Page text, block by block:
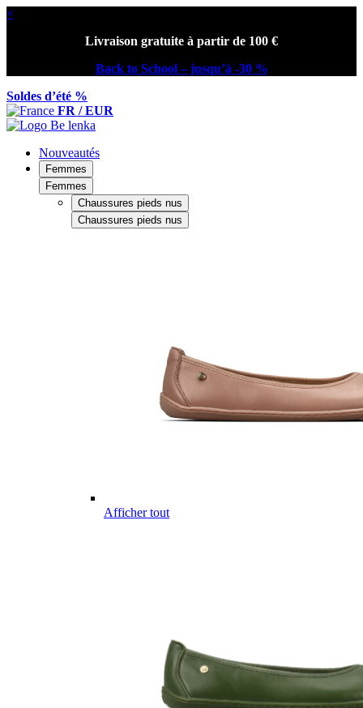
×
Livraison gratuite à partir de 100 €
Back to School – jusqu’à -30 %
Soldes d’été %
FR / EUR
Nouveautés
Femmes
Femmes
Chaussures pieds nus
Chaussures pieds nus
Afficher tout